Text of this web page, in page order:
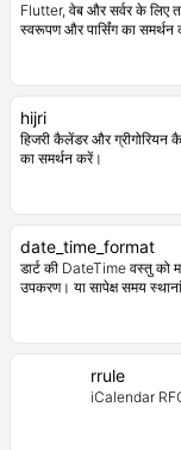
Flutter, वेब और सर्वर के लिए
स्वरूपण और पार्सिंग का समर्थन
hijri
हिजरी कैलेंडर और ग्रीगोरियन
का समर्थन करें।
date_time_format
डार्ट की DateTime वस्तु को
उपकरण। या सापेक्ष समय
rrule
iCalendar